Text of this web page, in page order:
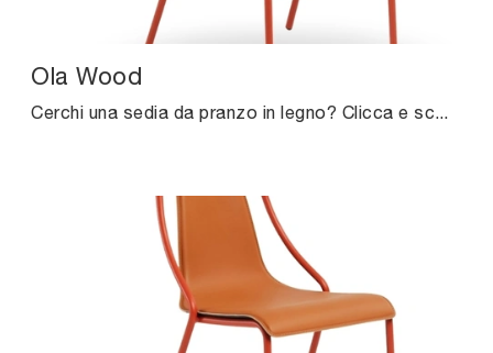
Ola Wood
Cerchi una sedia da pranzo in legno? Clicca e scopri il modello Ola Wood di Midj per completare i tuoi spazi alla perfezione.